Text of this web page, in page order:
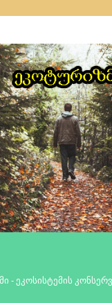
- ეკოსისტემის